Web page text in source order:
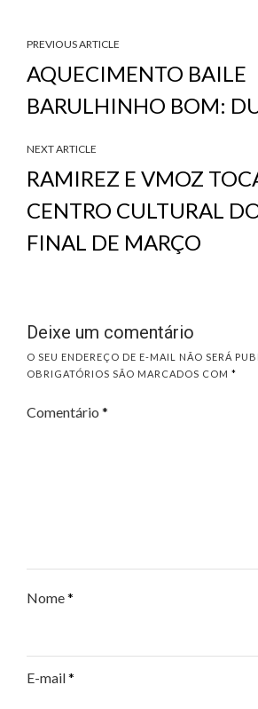
PREVIOUS ARTICLE
AQUECIMENTO BAILE
BARULHINHO BOM:
NEXT ARTICLE
RAMIREZ E VMOZ
CENTRO CULTURAL
FINAL DE MARÇO
Deixe um comentário
O SEU ENDEREÇO DE E-MAIL NÃO SERÁ
OBRIGATÓRIOS SÃO MARCADOS COM *
Comentário *
Nome*
E-mail*